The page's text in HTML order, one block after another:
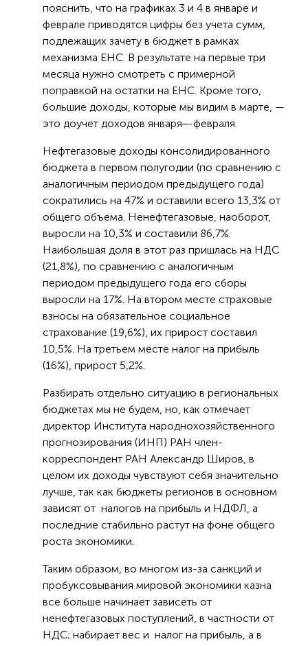
пояснить, что на графиках 3 и 4 в январе и
феврале приводятся цифры без учета сумм,
подлежащих зачету в бюджет в рамках
механизма ЕНС. В результате на первые три
месяца нужно смотреть с примерной
поправкой на остатки на ЕНС. Кроме того,
большие доходы, которые мы видим в марте, —
это доучет доходов января‒-февраля.
Нефтегазовые доходы консолидированного
бюджета в первом полугодии (по сравнению с
аналогичным периодом предыдущего года)
сократились на 47% и оставили всего 13,3% от
общего объема. Ненефтегазовые, наоборот,
выросли на 10,3% и составили 86,7%.
Наибольшая доля в этот раз пришлась на НДС
(21,8%), по сравнению с аналогичным
периодом предыдущего года его сборы
выросли на 17%. На втором месте страховые
взносы на обязательное социальное
страхование (19,6%), их прирост составил
10,5%. На третьем месте налог на прибыль
(16%), прирост 5,2%.
Разбирать отдельно ситуацию в региональных
бюджетах мы не будем, но, как отмечает
директор Института народнохозяйственного
прогнозирования (ИНП) РАН член-
корреспондент РАН Александр Широв, в
целом их доходы чувствуют себя значительно
лучше, так как бюджеты регионов в основном
зависят от налогов на прибыль и НДФЛ, а
последние стабильно растут на фоне общего
роста экономики.
Таким образом, во многом из-за санкций и
пробуксовывания мировой экономики казна
все больше начинает зависеть от
ненефтегазовых поступлений, в частности от
НДС; набирает вес и налог на прибыль, а в